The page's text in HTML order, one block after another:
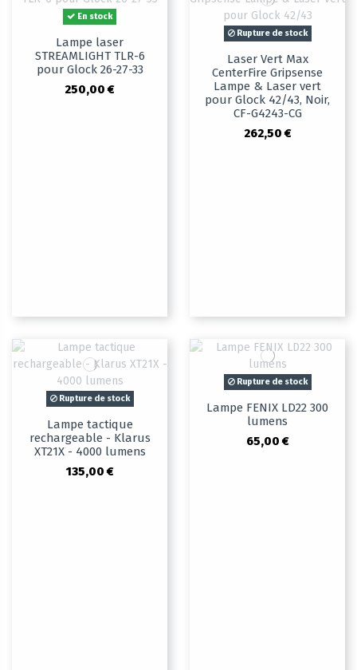
En stock
Lampe laser
STREAMLIGHT TLR-6
pour Glock 26-27-33
250,00 €
Rupture de stock
Laser Vert Max
CenterFire Gripsense
Lampe & Laser vert
pour Glock 42/43, Noir,
CF-G4243-CG
262,50 €
Rupture de stock
Lampe tactique
rechargeable - Klarus
XT21X - 4000 lumens
135,00 €
Rupture de stock
Lampe FENIX LD22 300
lumens
65,00 €